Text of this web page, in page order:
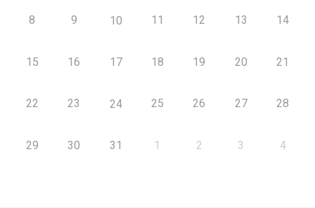
8 9 10 11 12 13 14
15 16 17 18 19 20 21
22 23 24 25 26 27 28
29 30 31 1 2 3 4